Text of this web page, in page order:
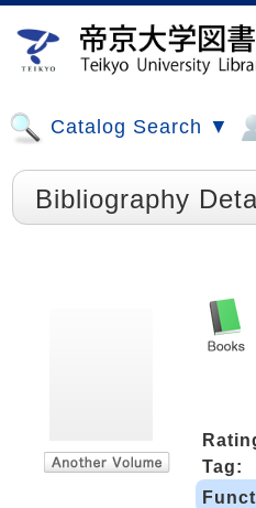
Catalog Search ▼
Bibliography
Tag: